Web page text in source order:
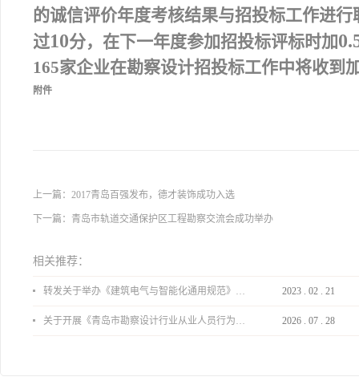
的诚信评价年度考核结果与招投标工作进
过10分，在下一年度参加招投标评标时加
165家企业在勘察设计招投标工作中将收到
附件
上一篇： 2017青岛百强发布，德才装饰成功入选
下一篇： 青岛市轨道交通保护区工程勘察交流会成功举办
相关推荐：
转发关于举办《建筑电气与智能化通用规范》 GB55024-2022公益宣贯的通知 2023 . 02 . 21
关于开展《青岛市勘察设计行业从业人员行为导则》、《青岛市住宅工程设计审查品质提升指引（2026版）》宣贯活动的通知 2026 . 07 . 28